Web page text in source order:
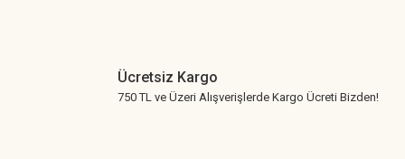
Ücretsiz Kargo
750 TL ve Üzeri Alışverişlerde Kargo Ücreti Bizden!